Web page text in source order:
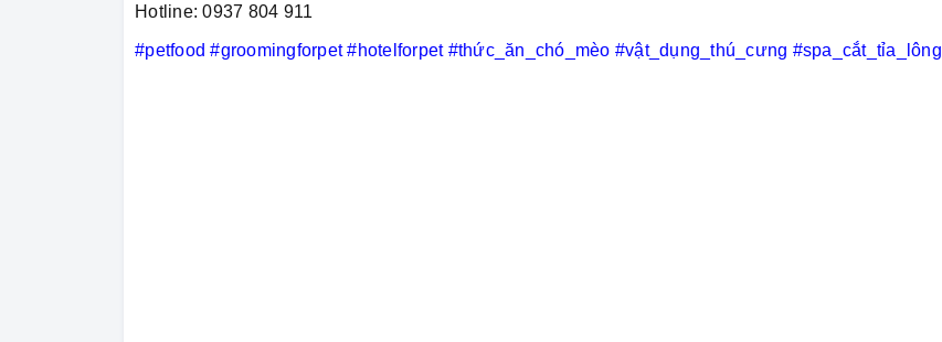
Hotline: 0937 804 911
#petfood #groomingforpet #hotelforpet #thức_ăn_chó_mèo #vật_dụng_thú_cưng #spa_cắt_tỉa_lông